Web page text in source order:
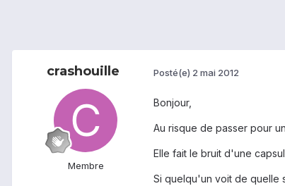
crashouille
Membre
Posté(e) 2 mai 2012
Bonjour,
Au risque de passer pour
Elle fait le bruit d'une
Si quelqu'un voit de quelle